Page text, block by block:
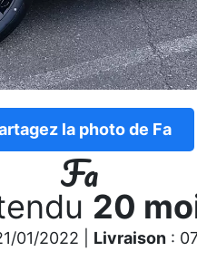
la photo de Fa
Fa
20
01/2022 | Livraison: